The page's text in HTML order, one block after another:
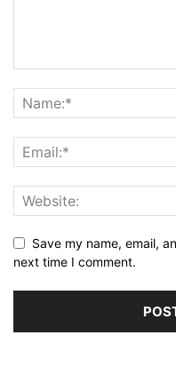
Save my name, email,
next time I comment.